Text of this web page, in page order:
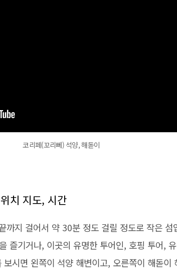
코리페(꼬리뻬) 석양, 해돋이
치 지도, 시간
까지 걸어서 약 30분 정도 걸릴 정도로 작은 섬
즐기거나, 이곳의 유명한 투어인, 호핑 투어,
시면 왼쪽이 석양 해변이고, 오른쪽이 해돋이